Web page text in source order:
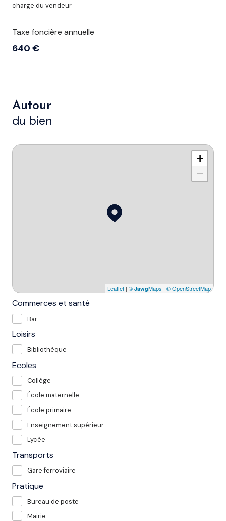
charge du vendeur
Taxe foncière annuelle
640 €
Autour
du bien
+
−
Leaflet | © JawgMaps | © OpenStreetMap
Commerces et santé
Bar
Loisirs
Bibliothèque
Ecoles
Collège
École maternelle
École primaire
Enseignement supérieur
Lycée
Transports
Gare ferroviaire
Pratique
Bureau de poste
Mairie